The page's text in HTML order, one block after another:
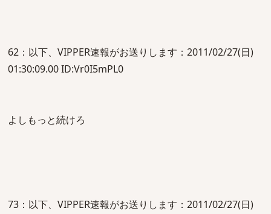
62：以下、VIPPER速報がお送りします：2011/02/27(日)
01:30:09.00 ID:Vr0I5mPL0
よしもっと続けろ
73：以下、VIPPER速報がお送りします：2011/02/27(日)